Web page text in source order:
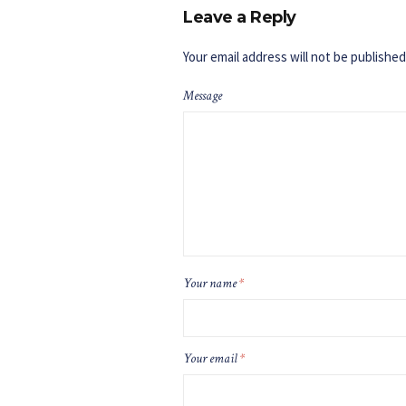
Leave a Reply
Your email address will not be
Message
Your name*
Your email*